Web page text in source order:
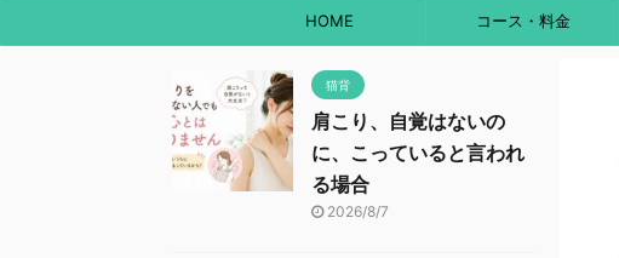
HOME コース・料金
猫背
肩こり、自覚はないの
に、こっていると言われ
る場合
2026/8/7